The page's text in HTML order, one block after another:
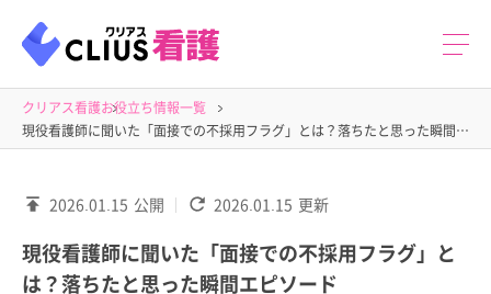
クリアス看護お役立ち情報一覧
現役看護師に聞いた「面接での不採用フラグ」とは？落ちたと思った瞬間エピソード
2026.01.15 公開 2026.01.15 更新
現役看護師に聞いた「面接での不採用フラグ」と
は？落ちたと思った瞬間エピソード